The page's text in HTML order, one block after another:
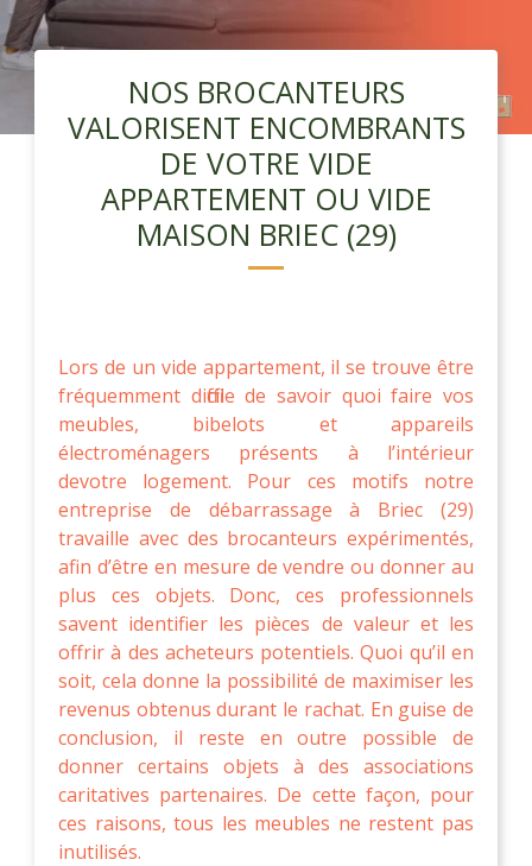
NOS BROCANTEURS
VALORISENT ENCOMBRANTS
DE VOTRE VIDE
APPARTEMENT OU VIDE
MAISON BRIEC (29)
Lors de un vide appartement, il se trouve être
fréquemment difficile de savoir quoi faire vos
meubles, bibelots et appareils
électroménagers présents à l’intérieur
devotre logement. Pour ces motifs notre
entreprise de débarrassage à Briec (29)
travaille avec des brocanteurs expérimentés,
afin d’être en mesure de vendre ou donner au
plus ces objets. Donc, ces professionnels
savent identifier les pièces de valeur et les
offrir à des acheteurs potentiels. Quoi qu’il en
soit, cela donne la possibilité de maximiser les
revenus obtenus durant le rachat. En guise de
conclusion, il reste en outre possible de
donner certains objets à des associations
caritatives partenaires. De cette façon, pour
ces raisons, tous les meubles ne restent pas
inutilisés.